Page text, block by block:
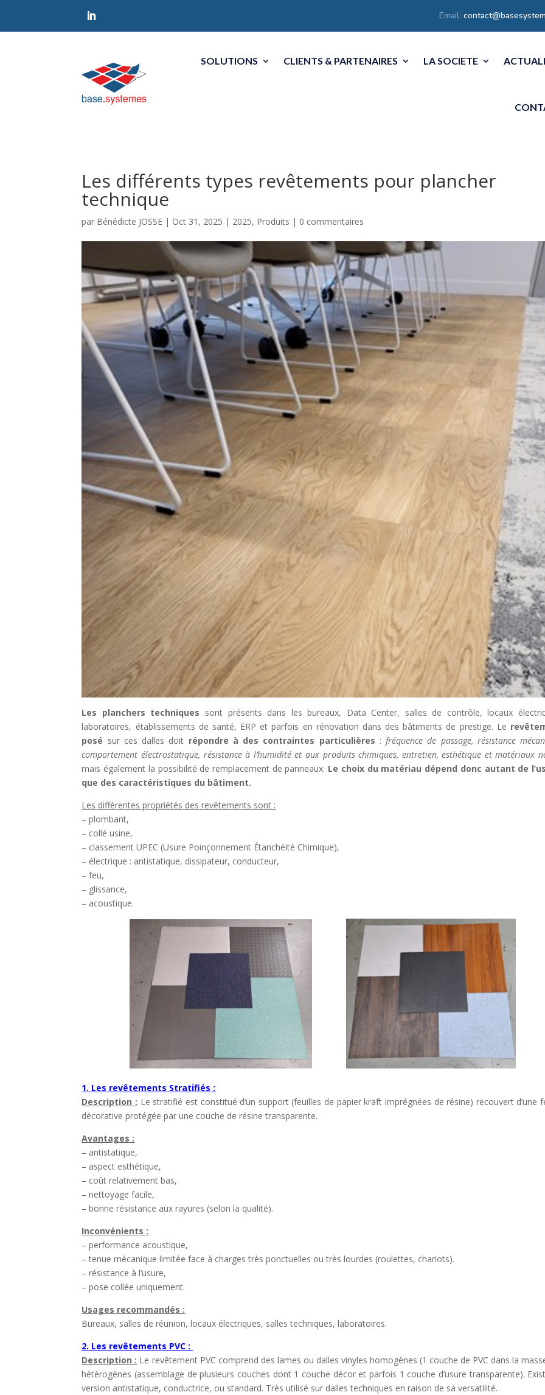
Email:
SOLUTIONS CLIENTS & PARTENAIRES LA SOCIETE
Les différents types revêtements pour plancher
technique
par Bénédicte JOSSE | Oct 31, 2025 | 2025, Produits | 0 commentaires
Les planchers techniques sont présents dans les bureaux, Data Center, salles de contrôle, locaux
laboratoires, établissements de santé, ERP et parfois en rénovation dans des bâtiments de prestige. Le
posé sur ces dalles doit répondre à des contraintes particulières : fréquence de passage, résistance
comportement électrostatique, résistance à l’humidité et aux produits chimiques, entretien, esthétique et matériaux
mais également la possibilité de remplacement de panneaux. Le choix du matériau dépend donc autant de
que des caractéristiques du bâtiment.
Les différentes propriétés des revêtements sont :
– plombant,
– collé usine,
– classement UPEC (Usure Poinçonnement Étanchéité Chimique),
– électrique : antistatique, dissipateur, conducteur,
– feu,
– glissance,
– acoustique.
1. Les revêtements Stratifiés :
Description : Le stratifié est constitué d’un support (feuilles de papier kraft imprégnées de résine) recouvert d’une
décorative protégée par une couche de résine transparente.
Avantages :
– antistatique,
– aspect esthétique,
– coût relativement bas,
– nettoyage facile,
– bonne résistance aux rayures (selon la qualité).
Inconvénients :
– performance acoustique,
– tenue mécanique limitée face à charges très ponctuelles ou très lourdes (roulettes, chariots).
– résistance à l’usure,
– pose collée uniquement.
Usages recommandés :
Bureaux, salles de réunion, locaux électriques, salles techniques, laboratoires.
2. Les revêtements PVC :
Description : Le revêtement PVC comprend des lames ou dalles vinyles homogènes (1 couche de PVC dans la
hétérogènes (assemblage de plusieurs couches dont 1 couche décor et parfois 1 couche d’usure transparente).
version antistatique, conductrice, ou standard. Très utilisé sur dalles techniques en raison de sa versatilité.